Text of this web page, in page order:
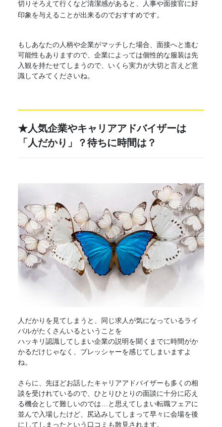
切りそろえて行くなど清潔感があると、人事や面接官に好
印象を与えることが出来るのでおすすめです。
もしあなたの人柄や企業がマッチした場合、面接へと進む
可能性もありますので、企業によっては個性的な服装は先
入観を持たせてしまうので、いくら実力が大切と言えど意
識してみてくださいね。
★人気企業やキャリアアドバイザーは
「人だかり」？待ちに時間は？
人だかりを見てしまうと、同じ求人が気になっているライ
バルがたくさんいるということを
ハッキリ認識してしまい企業の説明を聞くまでに時間がか
かるだけじゃなく、プレッシャーを感じてしまいますよ
ね。
さらに、先ほどお話したキャリアアドバイザーも多くの相
談を受けれているので、ひとりひとりの面談に十分に応え
る機会として難しいのでは…と思えてしまい転職フェアに
並んで入場したけど、尻込みしてしまって早々に会場を後
にしてしまったという口コミも散見されます。